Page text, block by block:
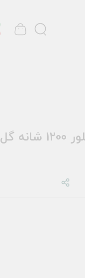
فرش ماشینی طرح سارن سیلور 1200 شانه گل